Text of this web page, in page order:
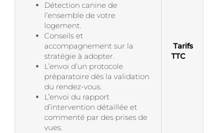
Détection canine de
l’ensemble de votre
logement.
Conseils et
accompagnement sur la
stratégie à adopter.
L’envoi d’un protocole
préparatoire dès la validation
du rendez-vous.
L’envoi du rapport
d’intervention détaillée et
commenté par des prises de
vues.
Tarifs
TTC